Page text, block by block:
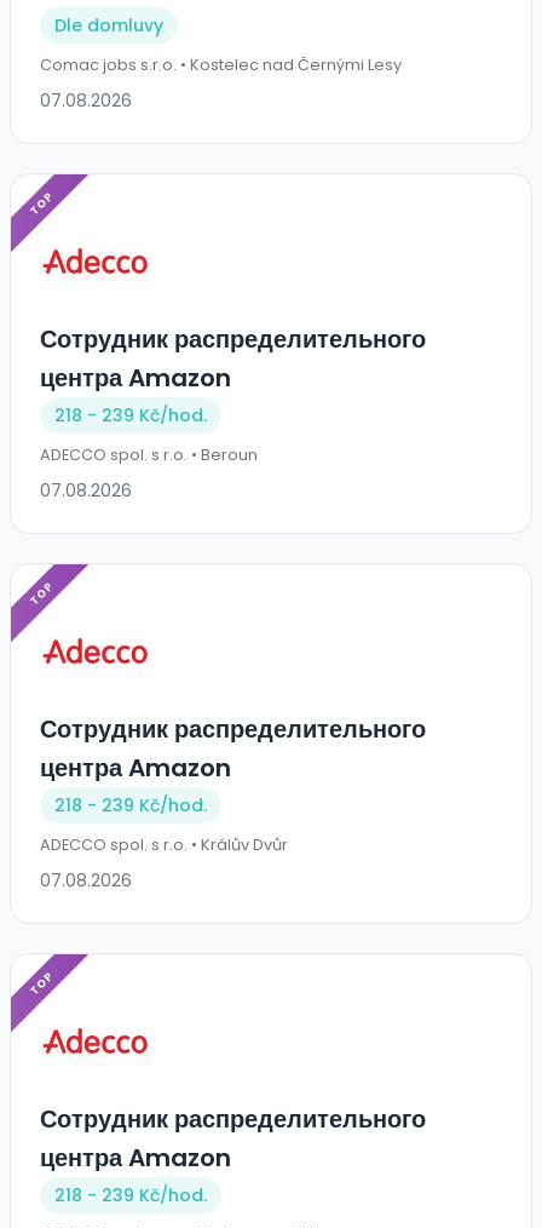
Dle domluvy
Comac jobs s.r.o. • Kostelec nad Černými Lesy
07.08.2026
TOP
Сотрудник распределительного
центра Amazon
218 - 239 Kč/hod.
ADECCO spol. s r.o. • Beroun
07.08.2026
TOP
Сотрудник распределительного
центра Amazon
218 - 239 Kč/hod.
ADECCO spol. s r.o. • Králův Dvůr
07.08.2026
TOP
Сотрудник распределительного
центра Amazon
218 - 239 Kč/hod.